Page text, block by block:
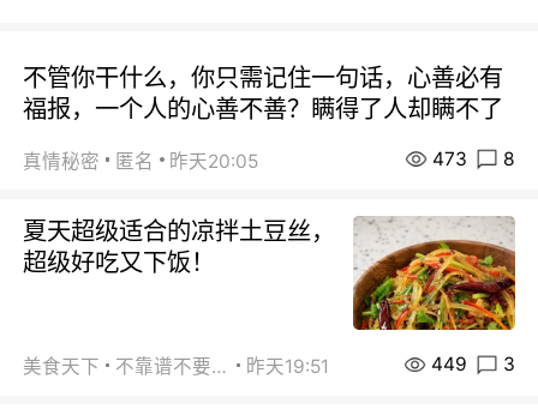
不管你干什么，你只需记住一句话，心善必有
福报，一个人的心善不善？瞒得了人却瞒不了
真情秘密 匿名 昨天20:05 473 8
夏天超级适合的凉拌土豆丝，
超级好吃又下饭！
美食天下 不靠谱不要联系 昨天19:51 449 3